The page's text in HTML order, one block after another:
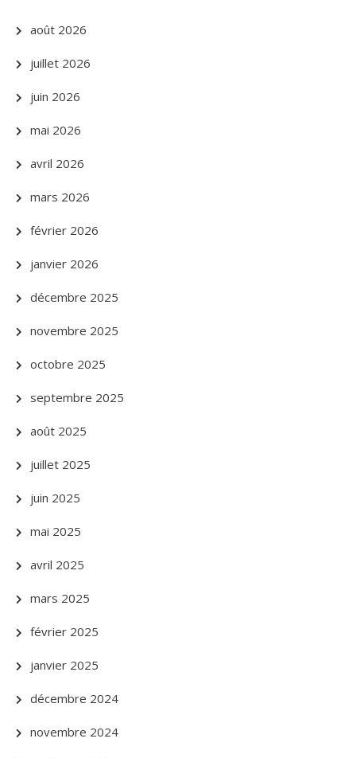
août 2026
juillet 2026
juin 2026
mai 2026
avril 2026
mars 2026
février 2026
janvier 2026
décembre 2025
novembre 2025
octobre 2025
septembre 2025
août 2025
juillet 2025
juin 2025
mai 2025
avril 2025
mars 2025
février 2025
janvier 2025
décembre 2024
novembre 2024